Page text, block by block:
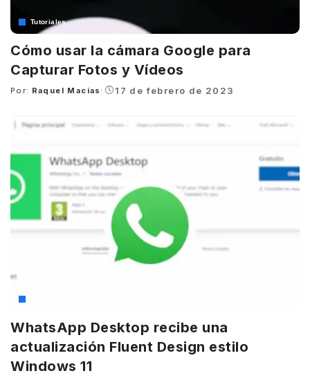
Tutoriales
Cómo usar la cámara Google para
Capturar Fotos y Vídeos
Posted
Por: Raquel Macias 17 de febrero de 2023
WhatsApp Desktop recibe una
actualización Fluent Design estilo
Windows 11